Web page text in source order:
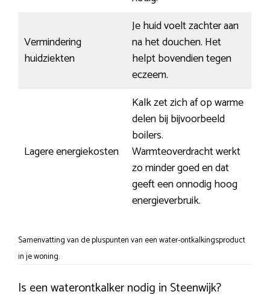
Vermindering
huidziekten
Je huid voelt zachter aan
na het douchen. Het
helpt bovendien tegen
eczeem.
Lagere energiekosten
Kalk zet zich af op warme
delen bij bijvoorbeeld
boilers.
Warmteoverdracht werkt
zo minder goed en dat
geeft een onnodig hoog
energieverbruik.
Samenvatting van de pluspunten van een water-ontkalkingsproduct
in je woning.
Is een waterontkalker nodig in Steenwijk?